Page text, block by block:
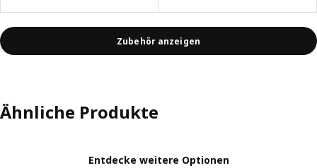
Zubehör anzeigen
Ähnliche Produkte
Entdecke weitere Optionen